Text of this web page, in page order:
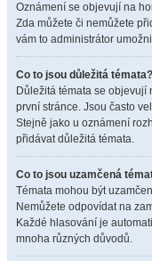
Oznámení se objevují na
Zda můžete či nemůžete
vám to administrátor
Co to jsou důležitá témata?
Důležitá témata se
první stránce. Jsou často
Stejně jako u oznámení
přidávat důležitá témata.
Co to jsou uzamčená
Témata mohou být
Nemůžete odpovídat na
Každé hlasování je
mnoha různých důvodů.